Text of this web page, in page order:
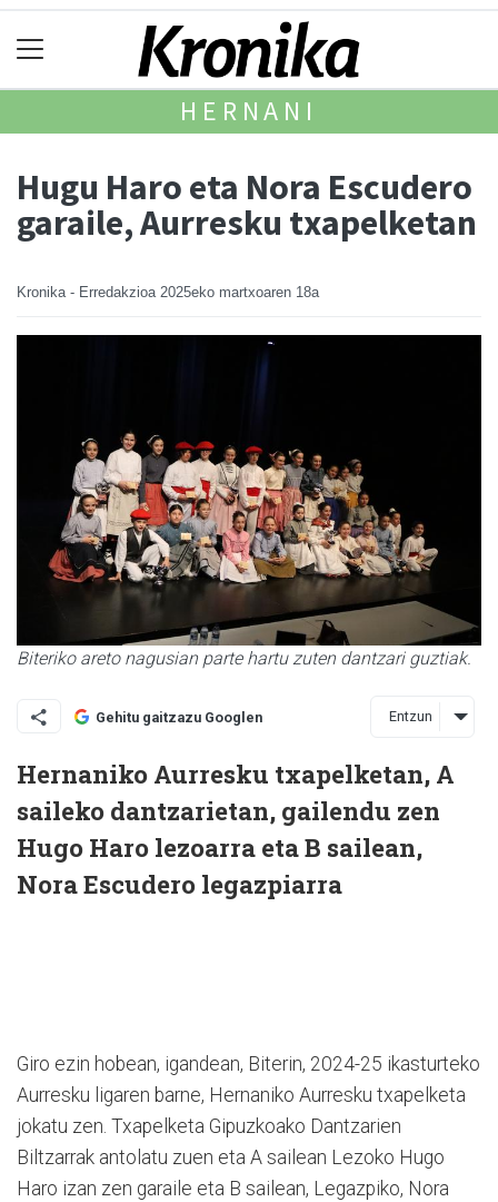
HERNANI
Hugu Haro eta Nora Escudero
garaile, Aurresku txapelketan
Kronika - Erredakzioa 2025eko martxoaren 18a
Biteriko areto nagusian parte hartu zuten dantzari guztiak.
Gehitu gaitzazu Googlen Entzun
Hernaniko Aurresku txapelketan, A
saileko dantzarietan, gailendu zen
Hugo Haro lezoarra eta B sailean,
Nora Escudero legazpiarra
Giro ezin hobean, igandean, Biterin, 2024-25 ikasturteko
Aurresku ligaren barne, Hernaniko Aurresku txapelketa
jokatu zen. Txapelketa Gipuzkoako Dantzarien
Biltzarrak antolatu zuen eta A sailean Lezoko Hugo
Haro izan zen garaile eta B sailean, Legazpiko, Nora